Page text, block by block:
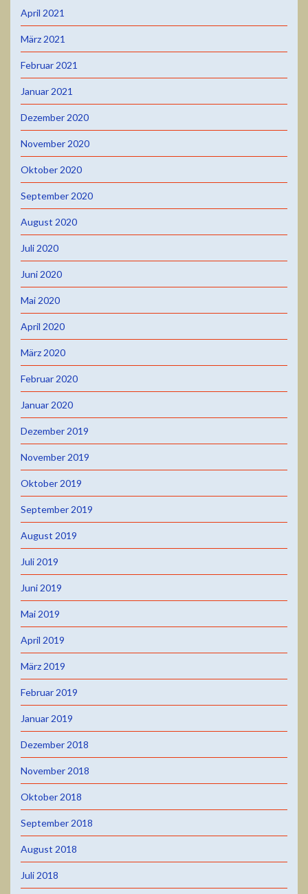
April 2021
März 2021
Februar 2021
Januar 2021
Dezember 2020
November 2020
Oktober 2020
September 2020
August 2020
Juli 2020
Juni 2020
Mai 2020
April 2020
März 2020
Februar 2020
Januar 2020
Dezember 2019
November 2019
Oktober 2019
September 2019
August 2019
Juli 2019
Juni 2019
Mai 2019
April 2019
März 2019
Februar 2019
Januar 2019
Dezember 2018
November 2018
Oktober 2018
September 2018
August 2018
Juli 2018